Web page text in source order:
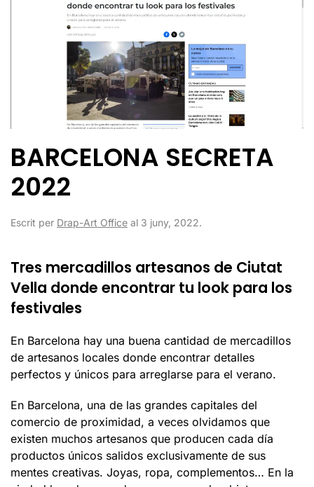
BARCELONA SECRETA
2022
Escrit per Drap-Art Office al 3 juny, 2022.
Tres mercadillos artesanos de Ciutat
Vella donde encontrar tu look para los
festivales
En Barcelona hay una buena cantidad de mercadillos
de artesanos locales donde encontrar detalles
perfectos y únicos para arreglarse para el verano.
En Barcelona, una de las grandes capitales del
comercio de proximidad, a veces olvidamos que
existen muchos artesanos que producen cada día
productos únicos salidos exclusivamente de sus
mentes creativas. Joyas, ropa, complementos… En la